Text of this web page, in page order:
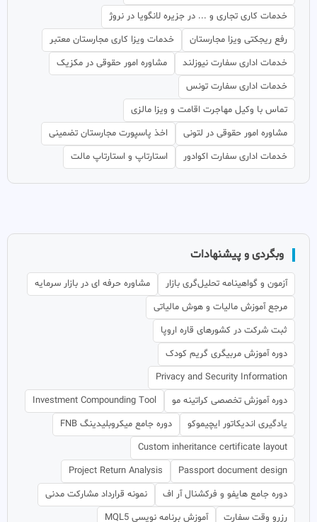
خدمات کاری تجاری و ... در جزیره لانگویا در نروژ
رفع ریجکتی ویزا مجارستان
خدمات ویزا کاری مجارستان معتبر
خدمات اداری سفارت نیوزلند
مشاوره امور حقوقی در مکزیک
خدمات اداری سفارت تونس
تماس با وکیل مهاجرت اقامت و ویزا مالزی
مشاوره امور حقوقی در لتونی
اخذ پاسپورت مجارستان تضمینی
خدمات اداری سفارت اکوادور
استارتاپ و استارتاپ مالت
وبگردی و پیشنهادات
آزمون و گواهینامه تحلیل‌گری بازار
مشاوره حرفه ای در بازار سرمایه
مرجع آموزش مالیات و هوش مالیاتی
ثبت شرکت در کشورهای قاره اروپا
دوره آموزش مربیگری گریم کودک
Privacy and Security Information
دوره آموزش تخصصی کراتینه مو
Investment Compounding Tool
یادگیری اندیکاتور ایچیموکو
دوره جامع میکروبلیدینگ FNB
Custom inheritance certificate layout
Passport document design
Project Return Analysis
دوره جامع هایفو و فرکشنال آر اف
نمونه قرارداد مشارکت مدنی
رزرو وقت سفارت
آموزش برنامه نویسی MQL5